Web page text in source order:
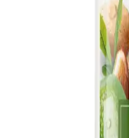
Badem yağı içeren el ve
doğal nemlendirici sağlar.
artırır, yatıştırıcı etkiler
Cliniva Tatlı Badem
Bakım Ürünü 250 ml
Cliniva'nın %100 doğal
bakımında çok yönlü
doğal güzelliğinizi destekler.